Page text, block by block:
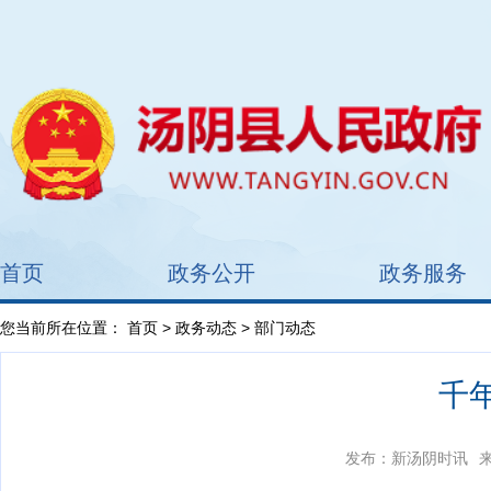
首页 政务公开 政务服务
您当前所在位置： 首页 > 政务动态 > 部门动态
千
发布：新汤阴时讯